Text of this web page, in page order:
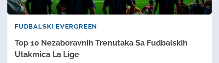
FUDBALSKI EVERGREEN
Top 10 Nezaboravnih Trenutaka Sa Fudbalskih
Utakmica La Lige